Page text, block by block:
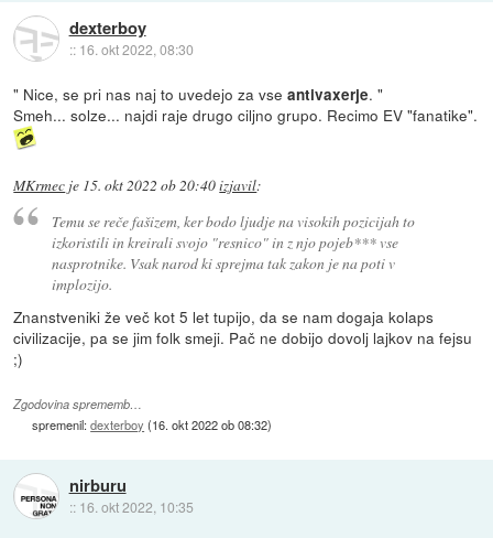
dexterboy
:: 16. okt 2022, 08:30
" Nice, se pri nas naj to uvedejo za vseantivaxerje. "
Smeh... solze... najdi raje drugo ciljno grupo. Recimo EV "fanatike".
MKrmec je 15. okt 2022 ob 20:40izjavil:
Temu se reče fašizem, ker bodo ljudje na visokih pozicijah to
izkoristili in kreirali svojo "resnico" in z njo pojeb*** vse
nasprotnike. Vsak narod ki sprejma tak zakon je na poti v
implozijo.
Znanstveniki že več kot 5 let tupijo, da se nam dogaja kolaps
civilizacije, pa se jim folk smeji. Pač ne dobijo dovolj lajkov na fejsu
;)
Zgodovina sprememb…
spremenil:dexterboy (16. okt 2022 ob 08:32)
nirburu
:: 16. okt 2022, 10:35